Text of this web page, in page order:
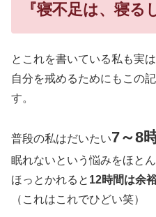
『寝不足は、寝る
とこれを書いている私も実
自分を戒めるためにもこの
す。
普段の私はだいたい7～8
眠れないという悩みをほと
ほっとかれると 12時間は余
（これはこれでひどい笑）